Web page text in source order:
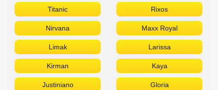
Titanic Rixos
Nirvana Maxx Royal
Limak Larissa
Kirman Kaya
Justiniano Gloria